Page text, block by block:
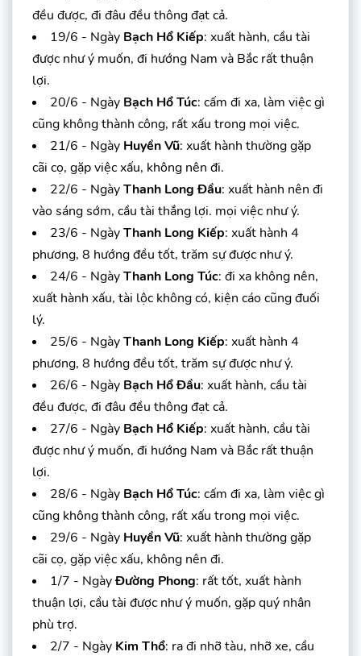
đều được, đi đâu đều thông đạt cả.
19/6 - Ngày Bạch Hổ Kiếp: xuất hành, cầu tài
được như ý muốn, đi hướng Nam và Bắc rất thuận
lợi.
20/6 - Ngày Bạch Hổ Túc: cấm đi xa, làm việc gì
cũng không thành công, rất xấu trong mọi việc.
21/6 - Ngày Huyền Vũ: xuất hành thường gặp
cãi cọ, gặp việc xấu, không nên đi.
22/6 - NgàyThanh Long Đầu: xuất hành nên đi
vào sáng sớm, cầu tài thắng lợi. mọi việc như ý.
23/6 - NgàyThanh Long Kiếp: xuất hành 4
phương, 8 hướng đều tốt, trăm sự được như ý.
24/6 - NgàyThanh Long Túc: đi xa không nên,
xuất hành xấu, tài lộc không có, kiện cáo cũng đuối
lý.
25/6 - NgàyThanh Long Kiếp: xuất hành 4
phương, 8 hướng đều tốt, trăm sự được như ý.
26/6 - Ngày Bạch Hổ Đầu: xuất hành, cầu tài
đều được, đi đâu đều thông đạt cả.
27/6 - Ngày Bạch Hổ Kiếp: xuất hành, cầu tài
được như ý muốn, đi hướng Nam và Bắc rất thuận
lợi.
28/6 - Ngày Bạch Hổ Túc: cấm đi xa, làm việc gì
cũng không thành công, rất xấu trong mọi việc.
29/6 - Ngày Huyền Vũ: xuất hành thường gặp
cãi cọ, gặp việc xấu, không nên đi.
1/7 - NgàyĐường Phong: rất tốt, xuất hành
thuận lợi, cầu tài được như ý muốn, gặp quý nhân
phù trợ.
2/7 - Ngày Kim Thổ: ra đi nhỡ tàu, nhỡ xe, cầu